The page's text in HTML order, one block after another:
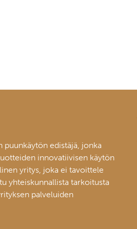
edistäjä, jonka
innovatiivisen käytön
yritys, joka ei tavoittele
yhteiskunnallista tarkoitusta
palveluiden